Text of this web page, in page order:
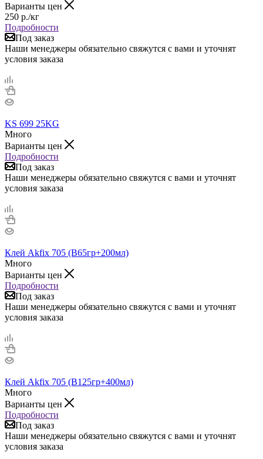
Варианты цен
250 р./кг
Подробности
Под заказ
Наши менеджеры обязательно свяжутся с вами и уточнят
условия заказа
KS 699 25KG
Много
Варианты цен
Подробности
Под заказ
Наши менеджеры обязательно свяжутся с вами и уточнят
условия заказа
Клей Akfix 705 (В65гр+200мл)
Много
Варианты цен
Подробности
Под заказ
Наши менеджеры обязательно свяжутся с вами и уточнят
условия заказа
Клей Akfix 705 (В125гр+400мл)
Много
Варианты цен
Подробности
Под заказ
Наши менеджеры обязательно свяжутся с вами и уточнят
условия заказа